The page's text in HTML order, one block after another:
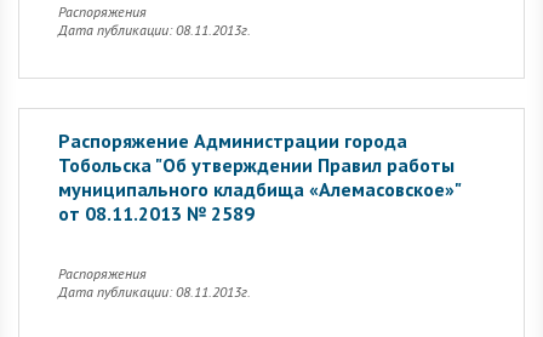
Распоряжения
Дата публикации: 08.11.2013г.
Распоряжение Администрации города
Тобольска "Об утверждении Правил работы
муниципального кладбища «Алемасовское»"
от 08.11.2013 № 2589
Распоряжения
Дата публикации: 08.11.2013г.